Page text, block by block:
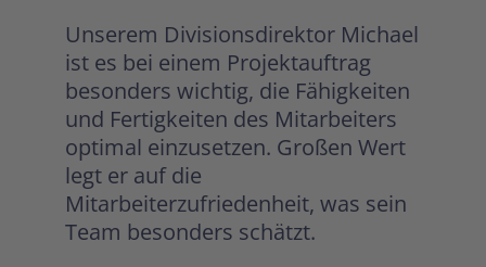
Unserem Divisionsdirektor Michael
ist es bei einem Projektauftrag
besonders wichtig, die Fähigkeiten
und Fertigkeiten des Mitarbeiters
optimal einzusetzen. Großen Wert
legt er auf die
Mitarbeiterzufriedenheit, was sein
Team besonders schätzt.